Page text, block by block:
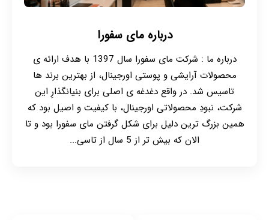
درباره مای سفورا
درباره ما : شرکت مای سفورا سال 1397 با هدف ارائه ی
محصولات آرایشی و پوستی اورجینال، از بهترین برند ها
تاسیس شد. در واقع دغدغه ی اصلی برای بنیانگذارِ این
شرکت، نبودِ محصولاتی اورجینال، با کیفیت و اصیل بود که
همین بزرگ ترین دلیل برای شکل گرفتن مای سفورا بود و تا
الان که بیش تر از 5 سال از تاسی...